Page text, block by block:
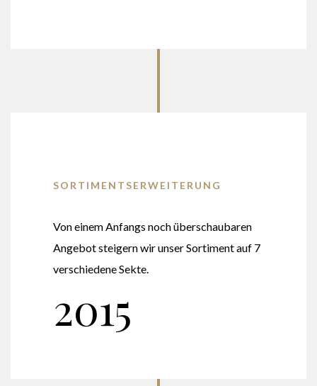
SORTIMENTSERWEITERUNG
Von einem Anfangs noch überschaubaren
Angebot steigern wir unser Sortiment auf 7
verschiedene Sekte.
2015